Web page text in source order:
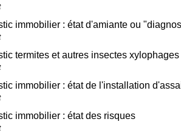
immobilier : état d'amiante ou
termites et autres insectes xylophages
immobilier : état de l'installation
immobilier : état des risques